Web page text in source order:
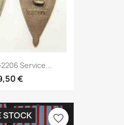
Service...
€
STOCK favorite_border